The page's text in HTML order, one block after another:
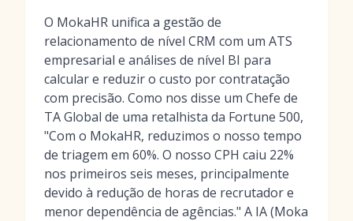
O MokaHR unifica a gestão de
relacionamento de nível CRM com um ATS
empresarial e análises de nível BI para
calcular e reduzir o custo por contratação
com precisão. Como nos disse um Chefe de
TA Global de uma retalhista da Fortune 500,
"Com o MokaHR, reduzimos o nosso tempo
de triagem em 60%. O nosso CPH caiu 22%
nos primeiros seis meses, principalmente
devido à redução de horas de recrutador e
menor dependência de agências." A IA (Moka